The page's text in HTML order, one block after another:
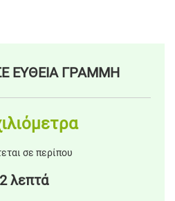
ΕΥΘΕΙΑ ΓΡΑΜΜΗ
σε περίπου
λεπτά